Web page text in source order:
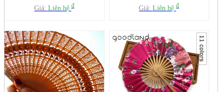
Giá: Liên hệ đ Giá:Liên hệđ